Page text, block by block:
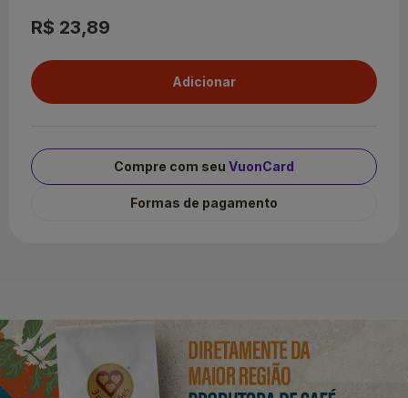
R$ 23,89
Compre com seu VuonCard
Formas de pagamento